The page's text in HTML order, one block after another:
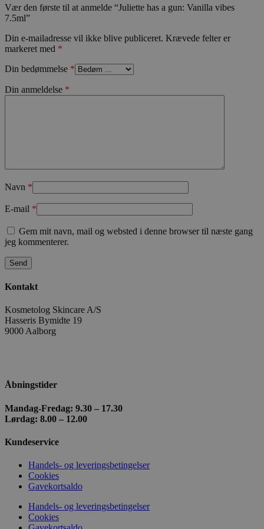
Vær den første til at anmelde “Juliette has a gun: Vanilla vibes
7.5ml”
Din e-mailadresse vil ikke blive publiceret. Krævede felter er
markeret med *
Din bedømmelse *
Din anmeldelse *
Navn *
E-mail *
Gem mit navn, mail og websted i denne browser til næste gang
jeg kommenterer.
Kontakt
Kosmetolog Skincare A/S
Hasseris Bymidte 19
9000 Aalborg
Åbningstider
Mandag-Fredag: 9.30 – 17.30
Lørdag: 8.00 – 12.00
Kundeservice
Handels- og leveringsbetingelser
Cookies
Gavekortsaldo
Handels- og leveringsbetingelser
Cookies
woocommerce_items_in_cart
Automattic
{32}
woocommerce_recently_viewed